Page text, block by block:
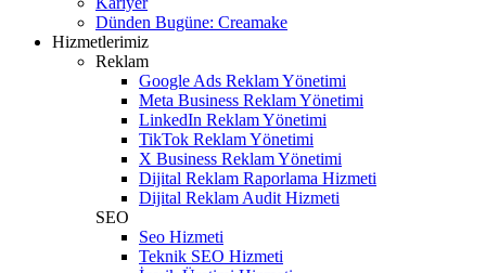
Dünden Bugüne: Creamake
Hizmetlerimiz
Reklam
Google Ads Reklam Yönetimi
Meta Business Reklam Yönetimi
LinkedIn Reklam Yönetimi
TikTok Reklam Yönetimi
X Business Reklam Yönetimi
Dijital Reklam Raporlama Hizmeti
Dijital Reklam Audit Hizmeti
SEO
Seo Hizmeti
Teknik SEO Hizmeti